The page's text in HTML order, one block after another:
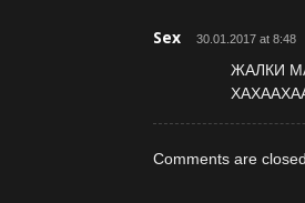
Sex 30.01.2017 at 8:48
ЖАЛКИ
Comments are closed.